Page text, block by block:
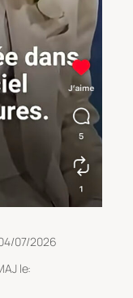
07/2026
le: